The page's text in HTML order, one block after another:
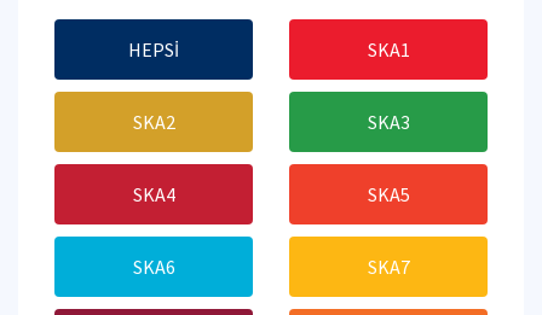
HEPSİ SKA1
SKA2 SKA3
SKA4 SKA5
SKA6 SKA7